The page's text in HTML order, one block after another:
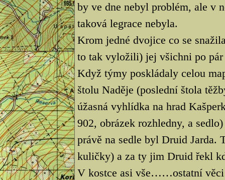
by ve dne nebyl problém, ale v
taková legrace nebyla.
Krom jedné dvojice co se
to tak vyložili) jej všichni po pár
Když týmy poskládaly celou
štolu Naděje (poslední štola
úžasná vyhlídka na hrad
902, obrázek rozhledny, a
právě na sedle byl Druid Jarda.
kuličky) a za ty jim Druid řekl
V kostce asi vše……ostatní věci